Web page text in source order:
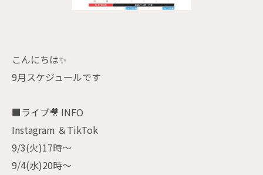
こんにちは✨
9月スケジュールです
■ライブ🎥 INFO
Instagram ＆TikTok
9/3(火)17時〜
9/4(水)20時〜